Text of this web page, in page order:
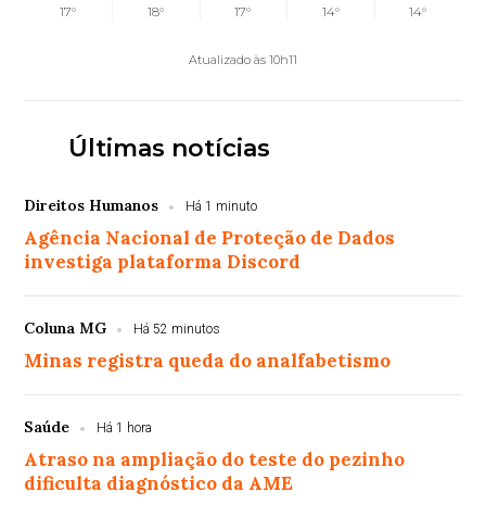
17° 18° 17° 14° 14°
Atualizado às 10h11
Últimas notícias
Direitos Humanos Há 1 minuto
Agência Nacional de Proteção de Dados
investiga plataforma Discord
Coluna MG Há 52 minutos
Minas registra queda do analfabetismo
Saúde Há 1 hora
Atraso na ampliação do teste do pezinho
dificulta diagnóstico da AME